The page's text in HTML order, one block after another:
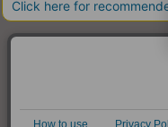
COPYRIGHT ©